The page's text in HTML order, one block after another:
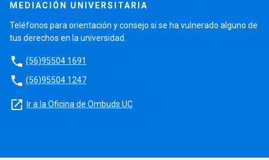
MEDIACIÓN UNIVERSITARIA
Teléfonos para orientación y consejo si se ha vulnerado alguno de
tus derechos en la universidad.
phone (56)95504 1691
phone (56)95504 1247
launch Ir a la Oficina de Ombuds UC